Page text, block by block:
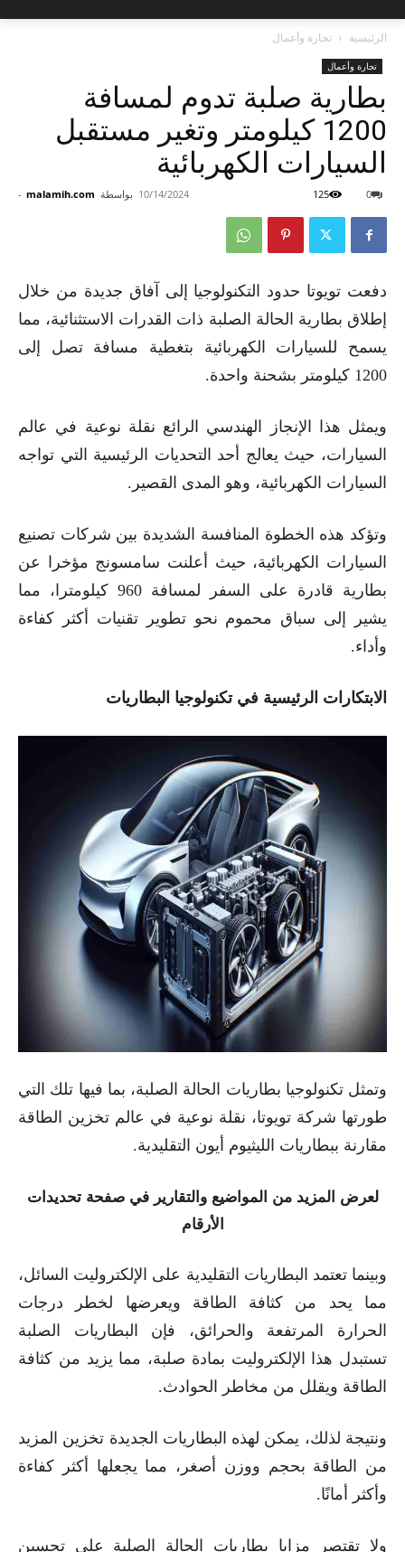
الرئيسية تجارة وأعمال
تجارة وأعمال
بطارية صلبة تدوم لمسافة
1200 كيلومتر وتغير مستقبل
السيارات الكهربائية
بواسطة malamih.com
- 10/14/2024 0
125
دفعت تويوتا حدود التكنولوجيا إلى آفاق جديدة من خلال
إطلاق بطارية الحالة الصلبة ذات القدرات الاستثنائية، مما
يسمح للسيارات الكهربائية بتغطية مسافة تصل إلى
1200 كيلومتر بشحنة واحدة.
ويمثل هذا الإنجاز الهندسي الرائع نقلة نوعية في عالم
السيارات، حيث يعالج أحد التحديات الرئيسية التي تواجه
السيارات الكهربائية، وهو المدى القصير.
وتؤكد هذه الخطوة المنافسة الشديدة بين شركات تصنيع
السيارات الكهربائية، حيث أعلنت سامسونج مؤخرا عن
بطارية قادرة على السفر لمسافة 960 كيلومترا، مما
يشير إلى سباق محموم نحو تطوير تقنيات أكثر كفاءة
وأداء.
الابتكارات الرئيسية في تكنولوجيا البطاريات
وتمثل تكنولوجيا بطاريات الحالة الصلبة، بما فيها تلك التي
طورتها شركة تويوتا، نقلة نوعية في عالم تخزين الطاقة
مقارنة ببطاريات الليثيوم أيون التقليدية.
لعرض المزيد من المواضيع والتقارير في صفحة تحديدات
الأرقام
وبينما تعتمد البطاريات التقليدية على الإلكتروليت السائل،
مما يحد من كثافة الطاقة ويعرضها لخطر درجات
الحرارة المرتفعة والحرائق، فإن البطاريات الصلبة
تستبدل هذا الإلكتروليت بمادة صلبة، مما يزيد من كثافة
الطاقة ويقلل من مخاطر الحوادث.
ونتيجة لذلك، يمكن لهذه البطاريات الجديدة تخزين المزيد
من الطاقة بحجم ووزن أصغر، مما يجعلها أكثر كفاءة
وأكثر أمانًا.
ولا تقتصر مزايا بطاريات الحالة الصلبة على تحسين